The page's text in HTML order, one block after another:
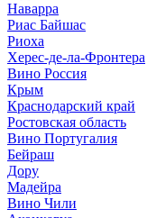
Наварра
Риас Байшас
Риоха
Херес-де-ла-Фронтера
Вино Россия
Крым
Краснодарский край
Ростовская область
Вино Португалия
Бейраш
Дору
Мадейра
Вино Чили